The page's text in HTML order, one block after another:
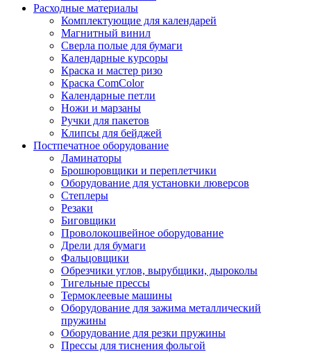
Расходные материалы
Комплектующие для календарей
Магнитный винил
Сверла полые для бумаги
Календарные курсоры
Краска и мастер ризо
Краска ComColor
Календарные петли
Ножи и марзаны
Ручки для пакетов
Клипсы для бейджей
Постпечатное оборудование
Ламинаторы
Брошюровщики и переплетчики
Оборудование для установки люверсов
Степлеры
Резаки
Биговщики
Проволокошвейное оборудование
Дрели для бумаги
Фальцовщики
Обрезчики углов, вырубщики, дыроколы
Тигельные прессы
Термоклеевые машины
Оборудование для зажима металлический
пружины
Оборудование для резки пружины
Прессы для тиснения фольгой